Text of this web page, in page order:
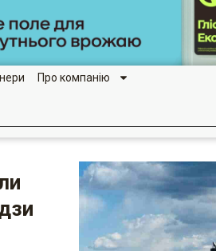
Про компанію